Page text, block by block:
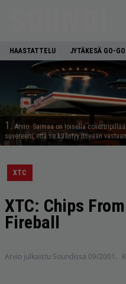
HAASTATTELU JYTÄKESÄ GO-GO
1. Arvio: Saimaa on toisella
suvereeni, että se kääntyy itseään vastaan
XTC
XTC: Chips
Fireball
Arvio julkaistu Soundissa 09/2001.